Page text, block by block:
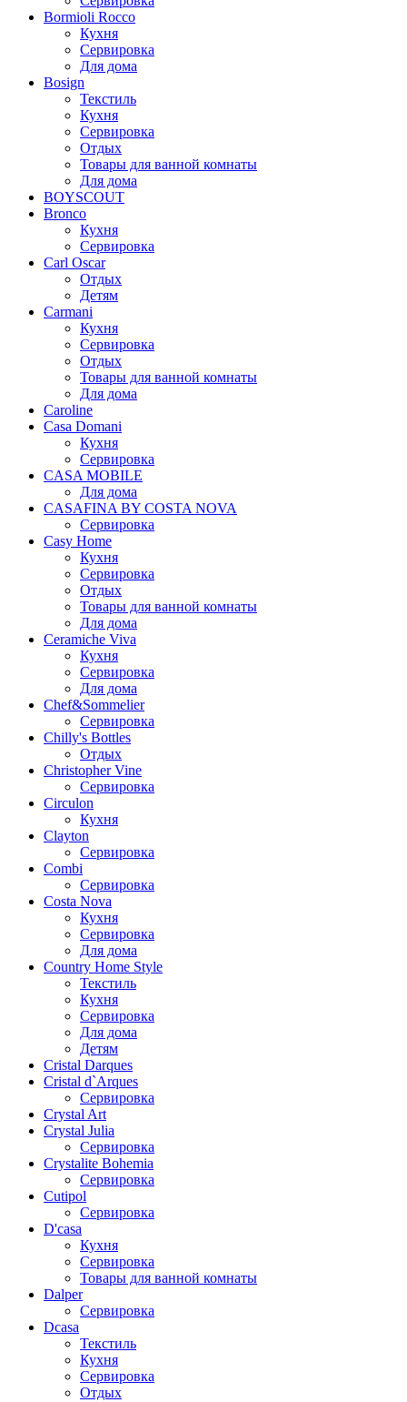
Bormioli Rocco
Кухня
Сервировка
Для дома
Bosign
Текстиль
Кухня
Сервировка
Отдых
Товары для ванной комнаты
Для дома
BOYSCOUT
Bronco
Кухня
Сервировка
Carl Oscar
Отдых
Детям
Carmani
Кухня
Сервировка
Отдых
Товары для ванной комнаты
Для дома
Caroline
Casa Domani
Кухня
Сервировка
CASA MOBILE
Для дома
CASAFINA BY COSTA NOVA
Сервировка
Casy Home
Кухня
Сервировка
Отдых
Товары для ванной комнаты
Для дома
Ceramiche Viva
Кухня
Сервировка
Для дома
Chef&Sommelier
Сервировка
Chilly's Bottles
Отдых
Christopher Vine
Сервировка
Circulon
Кухня
Clayton
Сервировка
Combi
Сервировка
Costa Nova
Кухня
Сервировка
Для дома
Country Home Style
Текстиль
Кухня
Сервировка
Для дома
Детям
Cristal Darques
Cristal d`Arques
Сервировка
Crystal Art
Crystal Julia
Сервировка
Crystalite Bohemia
Сервировка
Cutipol
Сервировка
D'casa
Кухня
Сервировка
Товары для ванной комнаты
Dalper
Сервировка
Dcasa
Текстиль
Кухня
Сервировка
Отдых